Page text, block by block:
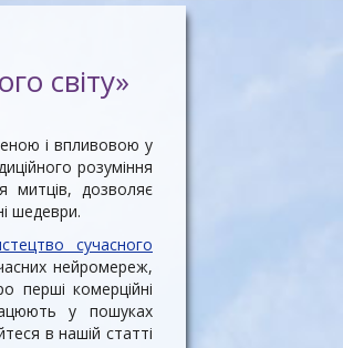
світу»
і впливовою у
розуміння
митців, дозволяє
шедеври.
сучасного
нейромереж,
комерційні
у пошуках
в нашій статті